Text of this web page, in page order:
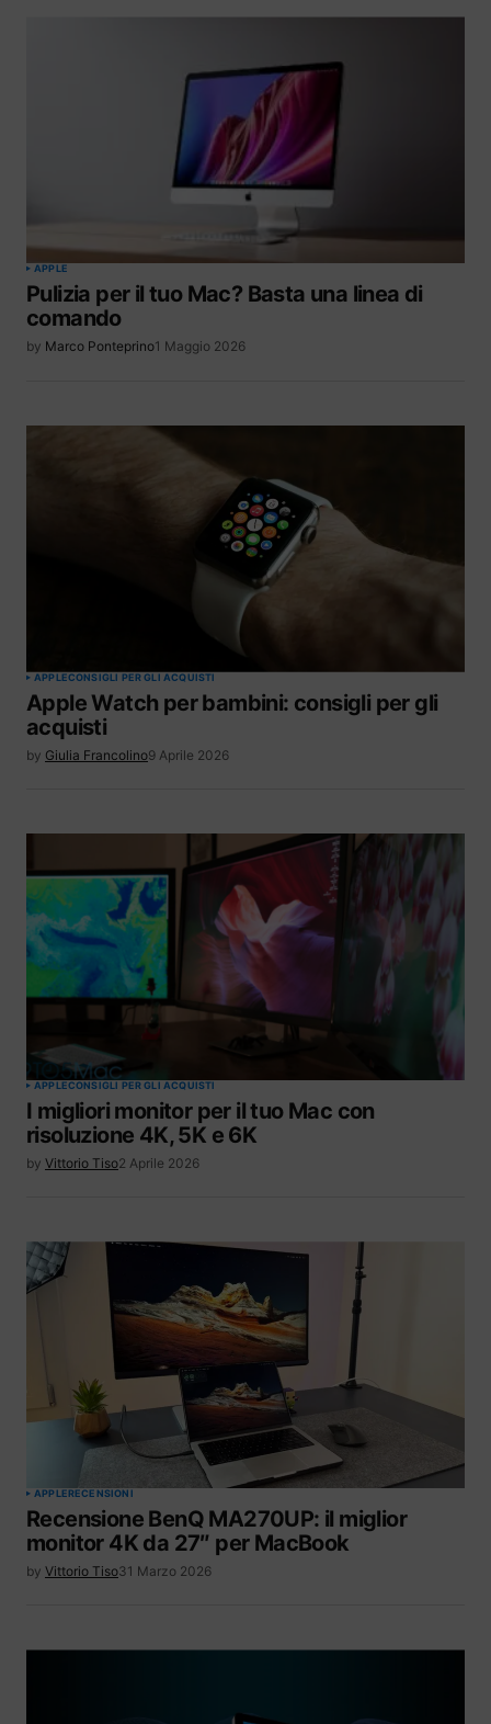
APPLE
Pulizia per il tuo Mac? Basta una linea di
comando
by Marco Ponteprino1 Maggio 2026
APPLECONSIGLI PER GLI ACQUISTI
Apple Watch per bambini: consigli per gli
acquisti
by Giulia Francolino9 Aprile 2026
APPLECONSIGLI PER GLI ACQUISTI
I migliori monitor per il tuo Mac con
risoluzione 4K, 5K e 6K
by Vittorio Tiso2 Aprile 2026
APPLERECENSIONI
Recensione BenQ MA270UP: il miglior
monitor 4K da 27″ per MacBook
by Vittorio Tiso31 Marzo 2026